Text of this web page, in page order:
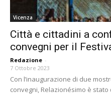
Vicenza
Città e cittadini a
convegni per il
Redazione -
7 Ottobre 2023
Con l’inaugurazione di due
convegni, Relazionésimo è